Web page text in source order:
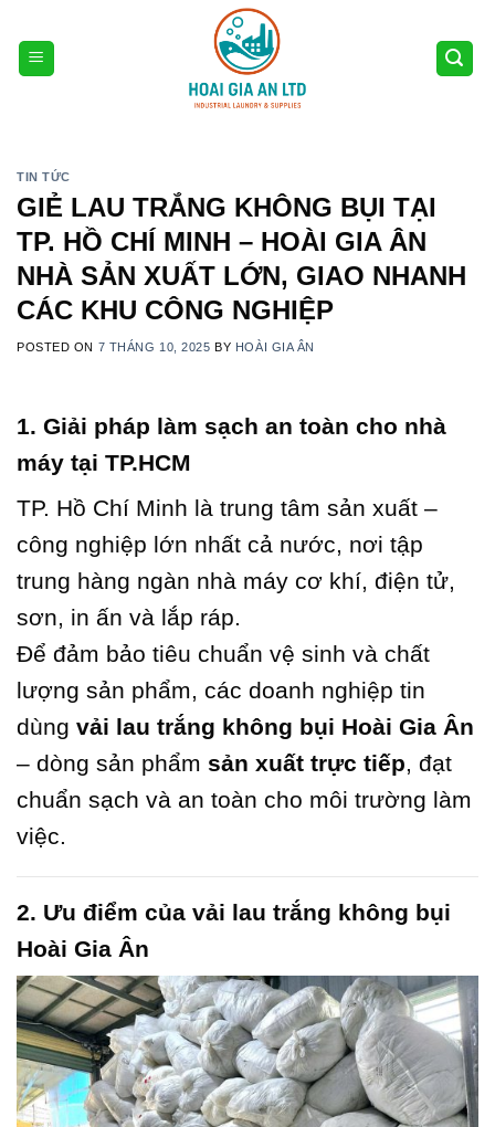
content
TIN TỨC
GIẺ LAU TRẮNG KHÔNG BỤI TẠI
TP. HỒ CHÍ MINH – HOÀI GIA ÂN
NHÀ SẢN XUẤT LỚN, GIAO NHANH
CÁC KHU CÔNG NGHIỆP
POSTED ON 7 THÁNG 10, 2025 BY HOÀI GIA ÂN
1. Giải pháp làm sạch an toàn cho nhà
máy tại TP.HCM
TP. Hồ Chí Minh là trung tâm sản xuất –
công nghiệp lớn nhất cả nước, nơi tập
trung hàng ngàn nhà máy cơ khí, điện tử,
sơn, in ấn và lắp ráp.
Để đảm bảo tiêu chuẩn vệ sinh và chất
lượng sản phẩm, các doanh nghiệp tin
dùng vải lau trắng không bụi Hoài Gia Ân
– dòng sản phẩm sản xuất trực tiếp , đạt
chuẩn sạch và an toàn cho môi trường làm
việc.
2. Ưu điểm của vải lau trắng không bụi
Hoài Gia Ân